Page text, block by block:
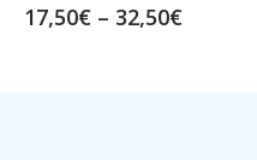
17,50€ – 32,50€